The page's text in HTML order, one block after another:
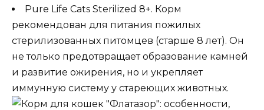
Pure Life Cats Sterilized 8+. Корм
рекомендован для питания пожилых
стерилизованных питомцев (старше 8 лет). Он
не только предотвращает образование камней
и развитие ожирения, но и укрепляет
иммунную систему у стареющих животных.